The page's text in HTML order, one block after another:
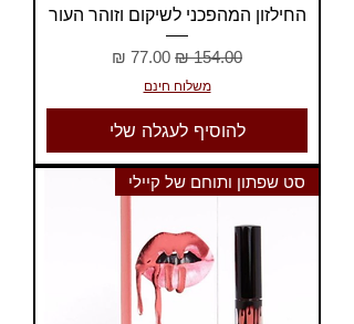
החילזון המהפכני לשיקום וזוהר העור
מחיר רגיל מחיר מבצע
משלוח חינם
להוסיף לעגלה שלי
סט שפתון ותוחם של קיילי